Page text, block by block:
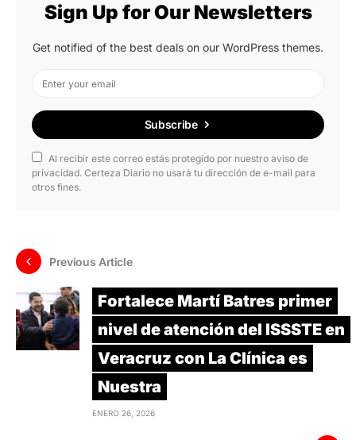
Sign Up for Our Newsletters
Get notified of the best deals on our WordPress themes.
Subscribe
Al recibir este correo estás protegido por nuestro aviso de
privacidad. Certeza Diario no usará tu dirección de e-mail para
otros fines.
Previous Article
Fortalece Martí Batres primer
nivel de atención del ISSSTE en
Veracruz con La Clínica es
Nuestra
ENERO 26, 2026